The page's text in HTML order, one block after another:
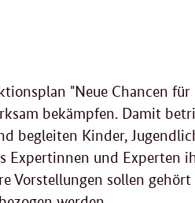
"Neue Chancen
bekämpfen. Damit
begleiten Kinder,
Expertinnen und Experten
Vorstellungen sollen